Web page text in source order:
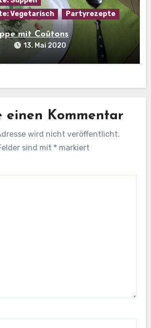
Vegetarisch
Partyrezepte
mit Coûtons
13. Mai 2020
einen Kommentar
wird nicht veröffentlicht.
sind mit * markiert